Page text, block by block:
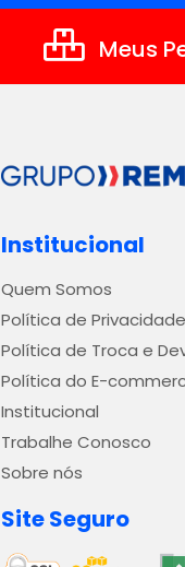
Meus
Institucional
Quem Somos
Política de Privacidade
Política de Troca e
Política do E-
Institucional
Trabalhe Conosco
Sobre nós
Site Seguro